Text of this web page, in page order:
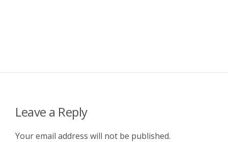
Leave a Reply
Your email address will not be published.